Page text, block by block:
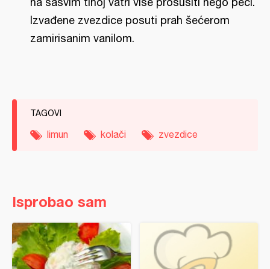
Izvađene zvezdice posuti prah šećerom
zamirisanim vanilom.
TAGOVI
limun kolači zvezdice
Isprobao sam